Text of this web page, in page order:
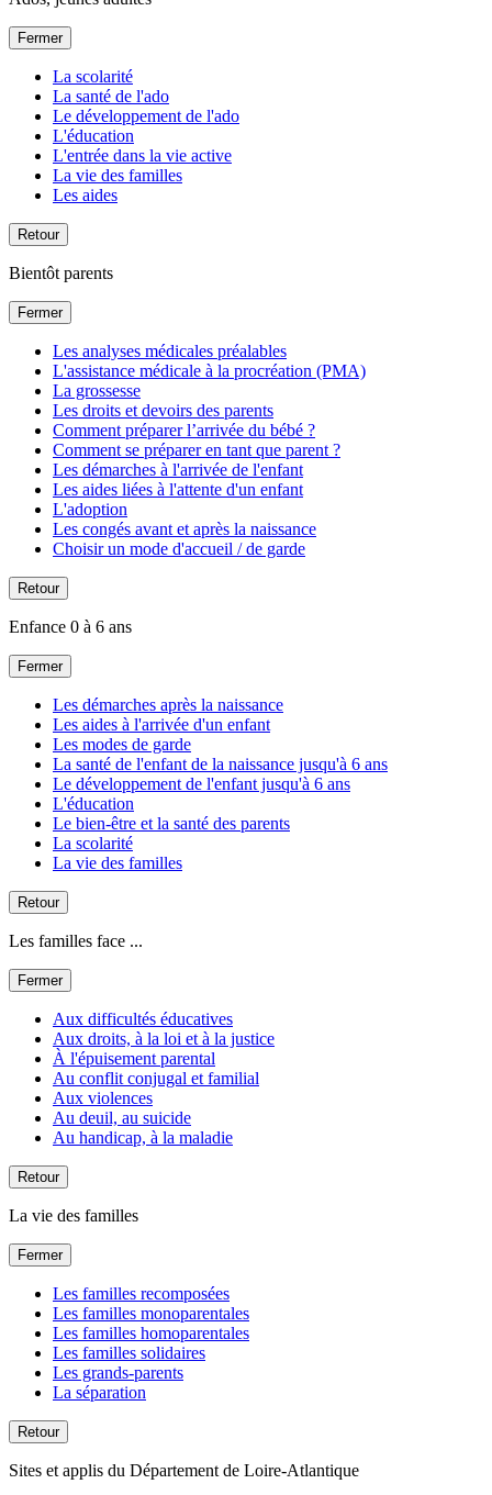
Fermer
La scolarité
La santé de l'ado
Le développement de l'ado
L'éducation
L'entrée dans la vie active
La vie des familles
Les aides
Retour
Bientôt parents
Fermer
Les analyses médicales préalables
L'assistance médicale à la procréation (PMA)
La grossesse
Les droits et devoirs des parents
Comment préparer l’arrivée du bébé ?
Comment se préparer en tant que parent ?
Les démarches à l'arrivée de l'enfant
Les aides liées à l'attente d'un enfant
L'adoption
Les congés avant et après la naissance
Choisir un mode d'accueil / de garde
Retour
Enfance 0 à 6 ans
Fermer
Les démarches après la naissance
Les aides à l'arrivée d'un enfant
Les modes de garde
La santé de l'enfant de la naissance jusqu'à 6 ans
Le développement de l'enfant jusqu'à 6 ans
L'éducation
Le bien-être et la santé des parents
La scolarité
La vie des familles
Retour
Les familles face ...
Fermer
Aux difficultés éducatives
Aux droits, à la loi et à la justice
À l'épuisement parental
Au conflit conjugal et familial
Aux violences
Au deuil, au suicide
Au handicap, à la maladie
Retour
La vie des familles
Fermer
Les familles recomposées
Les familles monoparentales
Les familles homoparentales
Les familles solidaires
Les grands-parents
La séparation
Retour
Sites et applis du Département de Loire-Atlantique